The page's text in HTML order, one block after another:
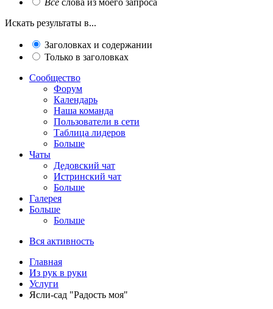
Искать результаты в...
Заголовках и содержании
Только в заголовках
Сообщество
Форум
Календарь
Наша команда
Пользователи в сети
Таблица лидеров
Больше
Чаты
Дедовский чат
Истринский чат
Больше
Галерея
Больше
Больше
Вся активность
Главная
Из рук в руки
Услуги
Ясли-сад "Радость моя"